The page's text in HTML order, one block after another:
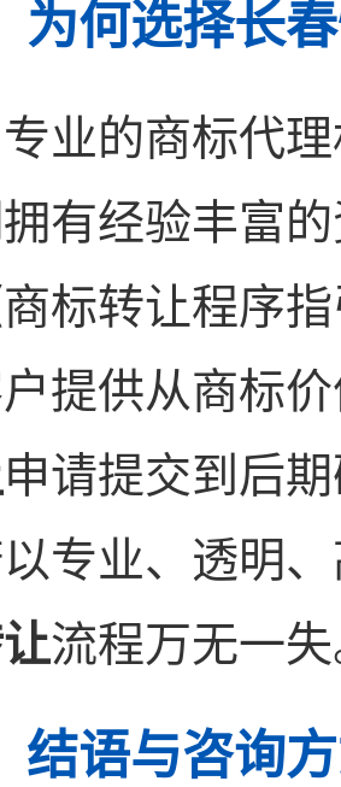
为何选择长
业的商标代
拥有经验丰富
标转让程序
提供从商标
申请提交到后
专业、透明
流程万无一
结语与咨询